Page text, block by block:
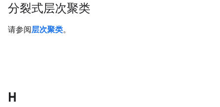
分裂式层次聚类
请参阅层次聚类。
H